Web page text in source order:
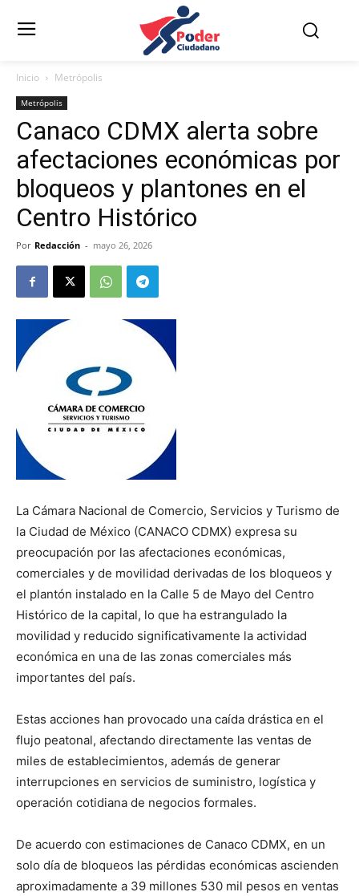
Inicio Metrópolis
Metrópolis
Canaco CDMX alerta sobre
afectaciones económicas por
bloqueos y plantones en el
Centro Histórico
Por Redacción - mayo 26, 2026
La Cámara Nacional de Comercio, Servicios y Turismo de
la Ciudad de México (CANACO CDMX) expresa su
preocupación por las afectaciones económicas,
comerciales y de movilidad derivadas de los bloqueos y
el plantón instalado en la Calle 5 de Mayo del Centro
Histórico de la capital, lo que ha estrangulado la
movilidad y reducido significativamente la actividad
económica en una de las zonas comerciales más
importantes del país.
Estas acciones han provocado una caída drástica en el
flujo peatonal, afectando directamente las ventas de
miles de establecimientos, además de generar
interrupciones en servicios de suministro, logística y
operación cotidiana de negocios formales.
De acuerdo con estimaciones de Canaco CDMX, en un
solo día de bloqueos las pérdidas económicas ascienden
aproximadamente a 39 millones 530 mil pesos en ventas